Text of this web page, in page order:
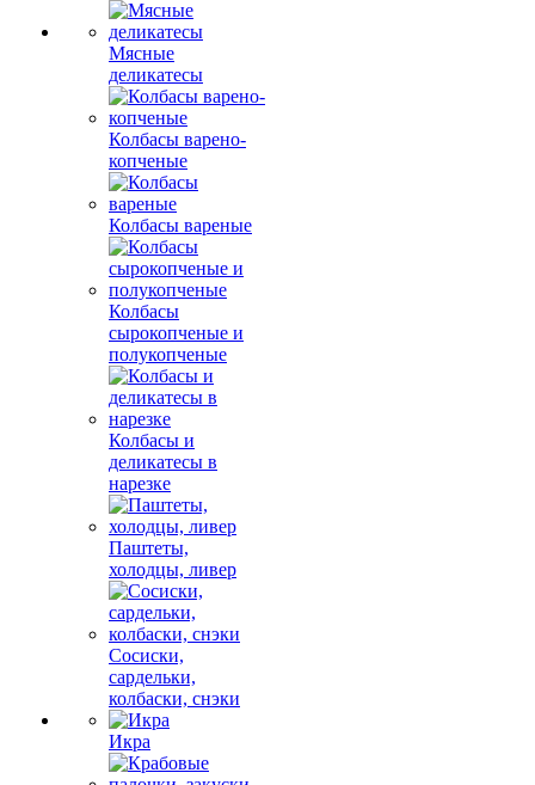
Мясные
деликатесы
Колбасы варено-
копченые
Колбасы вареные
Колбасы
сырокопченые и
полукопченые
Колбасы и
деликатесы в
нарезке
Паштеты,
холодцы, ливер
Сосиски,
сардельки,
колбаски, снэки
Икра